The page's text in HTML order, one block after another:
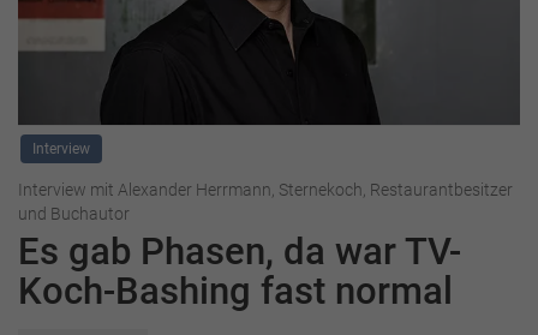
Interview
Interview mit Alexander Herrmann, Sternekoch, Restaurantbesitzer
und Buchautor
Es gab Phasen, da war TV-
Koch-Bashing fast normal